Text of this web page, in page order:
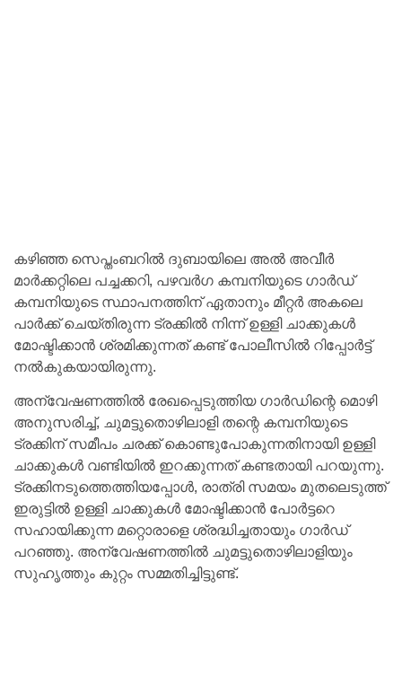
കഴിഞ്ഞ സെപ്തംബറിൽ ദുബായിലെ അൽ അവീർ
മാർക്കറ്റിലെ പച്ചക്കറി, പഴവർഗ കമ്പനിയുടെ ഗാർഡ്
കമ്പനിയുടെ സ്ഥാപനത്തിന് ഏതാനും മീറ്റർ അകലെ
പാർക്ക് ചെയ്തിരുന്ന ട്രക്കിൽ നിന്ന് ഉള്ളി ചാക്കുകൾ
മോഷ്ടിക്കാൻ ശ്രമിക്കുന്നത് കണ്ട് പോലീസിൽ റിപ്പോർട്ട്
നൽകുകയായിരുന്നു.
അന്വേഷണത്തിൽ രേഖപ്പെടുത്തിയ ഗാർഡിന്റെ മൊഴി
അനുസരിച്ച്, ചുമട്ടുതൊഴിലാളി തന്റെ കമ്പനിയുടെ
ട്രക്കിന് സമീപം ചരക്ക് കൊണ്ടുപോകുന്നതിനായി ഉള്ളി
ചാക്കുകൾ വണ്ടിയിൽ ഇറക്കുന്നത് കണ്ടതായി പറയുന്നു.
ട്രക്കിനടുത്തെത്തിയപ്പോൾ, രാത്രി സമയം മുതലെടുത്ത്
ഇരുട്ടിൽ ഉള്ളി ചാക്കുകൾ മോഷ്ടിക്കാൻ പോർട്ടറെ
സഹായിക്കുന്ന മറ്റൊരാളെ ശ്രദ്ധിച്ചതായും ഗാർഡ്
പറഞ്ഞു. അന്വേഷണത്തിൽ ചുമട്ടുതൊഴിലാളിയും
സുഹൃത്തും കുറ്റം സമ്മതിച്ചിട്ടുണ്ട്.